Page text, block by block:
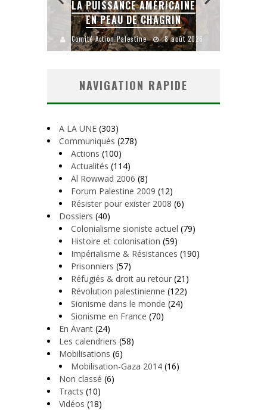
LA PUISSANCE AMÉRICAINE
EN PEAU DE CHAGRIN
Comité Action Palestine 8 août 2026
NAVIGATION RAPIDE
A LA UNE (303)
Communiqués (278)
Actions (100)
Actualités (114)
Al Rowwad 2006 (8)
Forum Palestine 2009 (12)
Résister pour exister 2008 (6)
Dossiers (40)
Colonialisme sioniste actuel (79)
Histoire et colonisation (59)
Impérialisme & Résistances (190)
Prisonniers (57)
Réfugiés & droit au retour (21)
Révolution palestinienne (122)
Sionisme dans le monde (24)
Sionisme en France (70)
En Avant (24)
Les calendriers (58)
Mobilisations (6)
Mobilisation-Gaza 2014 (16)
Non classé (6)
Tracts (10)
Vidéos (18)